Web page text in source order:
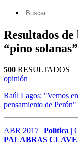
Resultados
“pino solanas”
500 RESULTADOS
opinión
Raúl Lagos: "Vemos
pensamiento de Perón"
ABR 2017 | Política |
PALABRAS